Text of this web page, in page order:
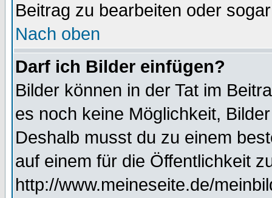
Beitrag zu bearbeiten oder
Nach oben
Darf ich Bilder einfügen?
Bilder können in der Tat im
es noch keine Möglichkeit,
Deshalb musst du zu einem
auf einem für die Öffentlichkeit
http://www.meineseite.de/